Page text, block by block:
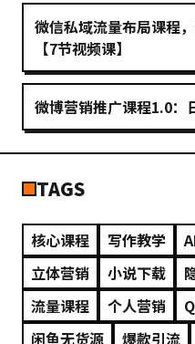
微信私域流量布局课程
【7节视频课】
微博营销推广课程1.0：
TAGS
核心课程 写作教学
立体营销
小说下载
流量课程
个人营销
闲鱼无货源
爆款引流